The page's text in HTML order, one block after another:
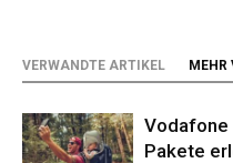
VERWANDTE ARTIKEL MEHR
Vodafone
Pakete